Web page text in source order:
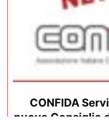
CONFIDA
nuovo Consiglio